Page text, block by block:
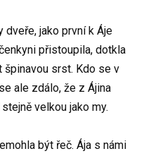
dveře, jako první k Áje
přistoupila, dotkla
špinavou srst. Kdo se v
ale zdálo, že z Ájina
velkou jako my.
být řeč. Ája s námi